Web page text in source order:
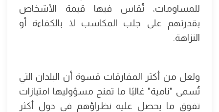
للمساومات، تُقاس فيها قيمة الأشخاص
بقدرتهم على جلب المكاسب لا بالكفاءة أو
النزاهة.
ولعل من أكثر المفارقات قسوة أن البلدان التي
تُسمى "نامية" غالبًا ما تمنح مسؤوليها امتيازات
تفوق ما يحصل عليه نظراؤهم في دول أكثر